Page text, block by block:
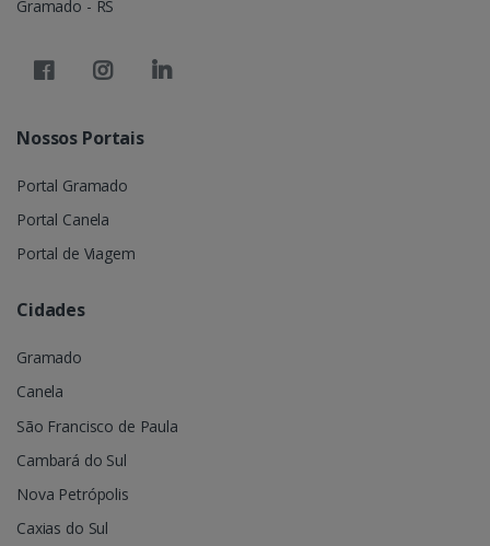
Gramado - RS
Nossos Portais
Portal Gramado
Portal Canela
Portal de Viagem
Cidades
Gramado
Canela
São Francisco de Paula
Cambará do Sul
Nova Petrópolis
Caxias do Sul